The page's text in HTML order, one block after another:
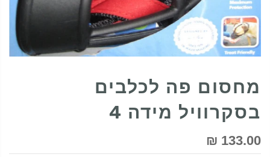
מחסום פה לכלבים
בסקרוויל מידה 4
133.00 ₪